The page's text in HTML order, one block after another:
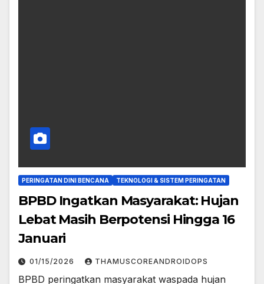
PERINGATAN DINI BENCANA TEKNOLOGI & SISTEM PERINGATAN
BPBD Ingatkan Masyarakat: Hujan
Lebat Masih Berpotensi Hingga 16
Januari
01/15/2026 THAMUSCOREANDROIDOPS
BPBD peringatkan masyarakat waspada hujan